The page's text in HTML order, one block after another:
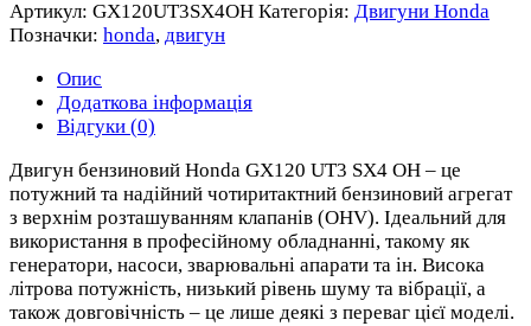
Артикул: GX120UT3SX4OH Категорія: Двигуни Honda
Позначки: honda, двигун
Опис
Додаткова інформація
Відгуки (0)
Двигун бензиновий Honda GX120 UT3 SX4 OH – це
потужний та надійний чотиритактний бензиновий агрегат
з верхнім розташуванням клапанів (OHV). Ідеальний для
використання в професійному обладнанні, такому як
генератори, насоси, зварювальні апарати та ін. Висока
літрова потужність, низький рівень шуму та вібрації, а
також довговічність – це лише деякі з переваг цієї моделі.